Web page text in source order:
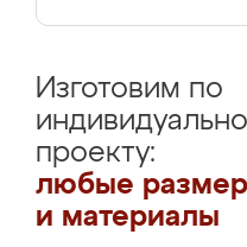
Изготовим по
проекту:
любые
и материалы